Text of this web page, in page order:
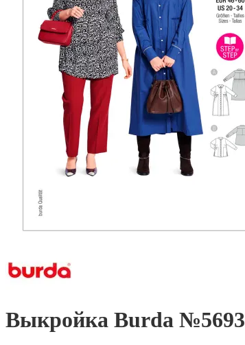
Выкройка Burda №5693